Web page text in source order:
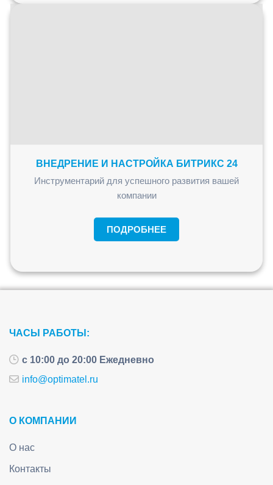
ВНЕДРЕНИЕ И НАСТРОЙКА БИТРИКС 24
Инструментарий для успешного развития вашей
компании
ПОДРОБНЕЕ
ЧАСЫ РАБОТЫ:
с 10:00 до 20:00 Ежедневно
info@optimatel.ru
О КОМПАНИИ
О нас
Контакты